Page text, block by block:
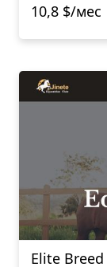
10,8 $/мес
Elite Breed